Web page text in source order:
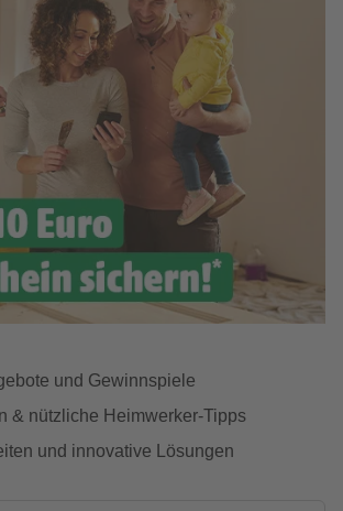
und Gewinnspiele
& nützliche Heimwerker-Tipps
und innovative Lösungen